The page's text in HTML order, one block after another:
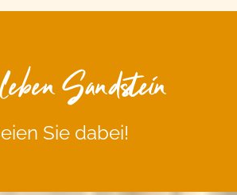
Sandstein
Sie dabei!